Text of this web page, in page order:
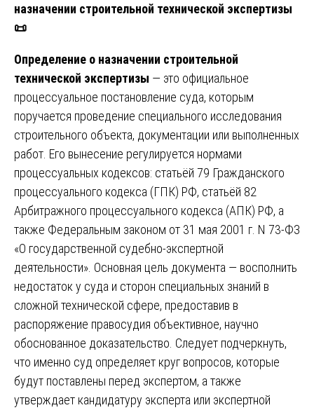
назначении строительной технической экспертизы
📜
Определение о назначении строительной
технической экспертизы — это официальное
процессуальное постановление суда, которым
поручается проведение специального исследования
строительного объекта, документации или выполненных
работ. Его вынесение регулируется нормами
процессуальных кодексов: статьёй 79 Гражданского
процессуального кодекса (ГПК) РФ, статьёй 82
Арбитражного процессуального кодекса (АПК) РФ, а
также Федеральным законом от 31 мая 2001 г. N 73-ФЗ
«О государственной судебно-экспертной
деятельности». Основная цель документа — восполнить
недостаток у суда и сторон специальных знаний в
сложной технической сфере, предоставив в
распоряжение правосудия объективное, научно
обоснованное доказательство. Следует подчеркнуть,
что именно суд определяет круг вопросов, которые
будут поставлены перед экспертом, а также
утверждает кандидатуру эксперта или экспертной